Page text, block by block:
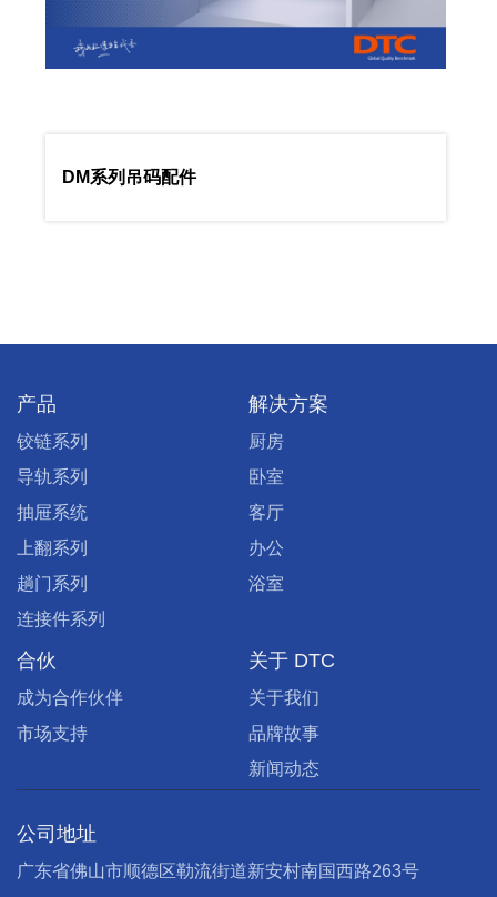
DM系列吊码配件
产品
铰链系列
导轨系列
抽屉系统
上翻系列
趟门系列
连接件系列
解决方案
厨房
卧室
客厅
办公
浴室
合伙
成为合作伙伴
市场支持
关于 DTC
关于我们
品牌故事
新闻动态
公司地址
广东省佛山市顺德区勒流街道新安村南国西路263号